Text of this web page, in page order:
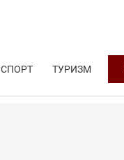
СПОРТ ТУРИЗМ